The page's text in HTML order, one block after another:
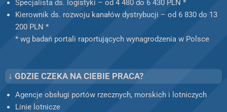
Specjalista ds. logistyki – od 4 480 do 6 430 PLN *
Kierownik ds. rozwoju kanałów dystrybucji – od 6 830 do 13
200 PLN *
* wg badań portali raportujących wynagrodzenia w Polsce
↓ GDZIE CZEKA NA CIEBIE PRACA?
Agencje obsługi portów rzecznych, morskich i lotniczych
Linie lotnicze